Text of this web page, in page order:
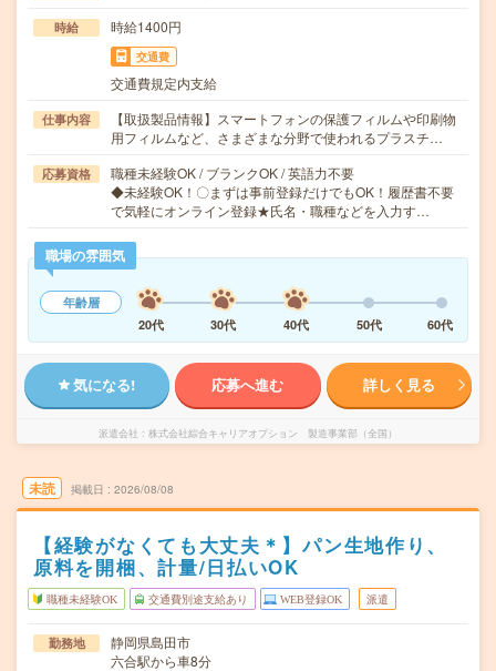
時給 時給1400円
交通費
交通費規定内支給
仕事内容
【取扱製品情報】スマートフォンの保護フィルムや印刷物
用フィルムなど、さまざまな分野で使われるプラスチ…
応募資格
職種未経験OK / ブランクOK / 英語力不要
◆未経験OK！〇まずは事前登録だけでもOK！履歴書不要
で気軽にオンライン登録★氏名・職種などを入力す…
職場の雰囲気
年齢層
20代
30代 40代 50代 60代
気になる! 応募へ進む 詳しく見る
派遣会社 株式会社綜合キャリアオプション 製造事業部（全国）
未読 掲載日 2026/08/08
【経験がなくても大丈夫＊】パン生地作り、
原料を開梱、計量/日払いOK
職種未経験OK 交通費別途支給あり WEB登録OK 派遣
勤務地
静岡県島田市
六合駅から車8分